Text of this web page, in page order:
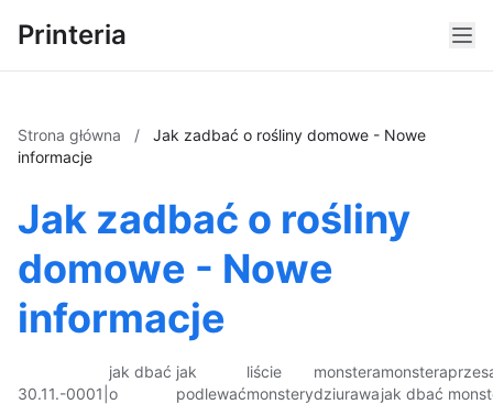
Printeria
Strona główna /
Jak zadbać o rośliny domowe - Nowe
informacje
Jak zadbać o rośliny
domowe - Nowe
informacje
30.11.-0001
jak dbać
o
jak
podlewać
liście
monstery
monstera
dziurawa
monstera
jak dbać